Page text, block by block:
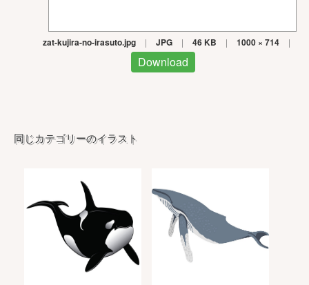
zat-kujira-no-irasuto.jpg | JPG | 46 KB | 1000 × 714 |
Download
同じカテゴリーのイラスト